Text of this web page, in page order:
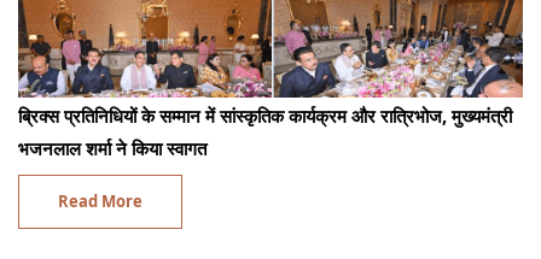
ब्रिक्स प्रतिनिधियों के सम्मान में सांस्कृतिक कार्यक्रम और रात्रिभोज, मुख्यमंत्री
भजनलाल शर्मा ने किया स्वागत
Read More